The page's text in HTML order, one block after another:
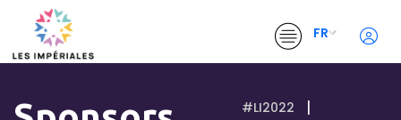
FR
#LI2022